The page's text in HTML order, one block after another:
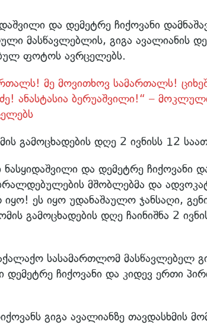
და დემეტრე ჩიქოვანი
მასწავლებლის, გიგა ავალიანის
ფოტოს ავრცელებს.
მე მოვითხოვ სამართალს!
ანასტასია ბერუაშვილი!“ –
გამოცხადების დღე 2 ივნისს 12
და დემეტრე ჩიქოვანი
მშობლებმა და
იყო! ეს იყო უდანაშაულო ჯანსაღი,
გამოცხადების დღე ჩაინიშნა 2
სასამართლომ მასწავლებელ
დემეტრე ჩიქოვანი და კიდევ ერთი
გიგა ავალიანზე თავდასხმის